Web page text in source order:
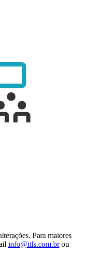
Para maiores
info@itls.com.brou